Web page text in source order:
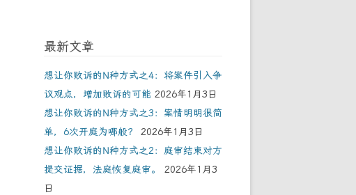
最新文章
想让你败诉的N种方式之4：将案件引入争
议观点，增加败诉的可能 2026年1月3日
想让你败诉的N种方式之3：案情明明很简
单，6次开庭为哪般？
2026年1月3日
想让你败诉的N种方式之2：庭审结束对方
提交证据，法庭恢复庭审。
2026年1月3
日